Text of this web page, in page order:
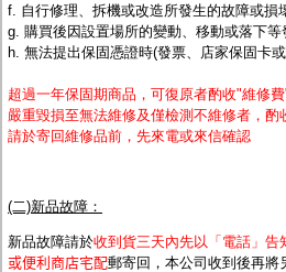
f. 自行修理、拆機或改造所發生的故障或損
g. 購買後因設置場所的變動、移動或落下等
h. 無法提出保固憑證時(發票、店家保固卡
超過一年保固期商品，可復原者酌收"維修費
嚴重毀損至無法維修及僅檢測不維修者，
請於寄回維修品前，先來電或來信確認
(二)新品故障：
新品故障請於收到貨三天內先以「電話」告
或便利商店宅配郵寄回，本公司收到後再將